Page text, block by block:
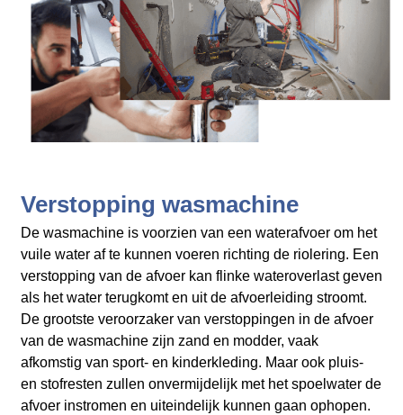
Verstopping wasmachine
De wasmachine is voorzien van een waterafvoer om het
vuile water af te kunnen voeren richting de riolering. Een
verstopping van de afvoer kan flinke wateroverlast geven
als het water terugkomt en uit de afvoerleiding stroomt.
De grootste veroorzaker van verstoppingen in de afvoer
van de wasmachine zijn zand en modder, vaak
afkomstig van sport- en kinderkleding. Maar ook pluis-
en stofresten zullen onvermijdelijk met het spoelwater de
afvoer instromen en uiteindelijk kunnen gaan ophopen.